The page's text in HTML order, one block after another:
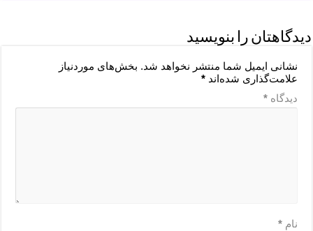
دیدگاهتان را بنویسید
نشانی ایمیل شما منتشر نخواهد شد. بخش‌های موردنیاز
علامت‌گذاری شده‌اند*
دیدگاه*
نام*